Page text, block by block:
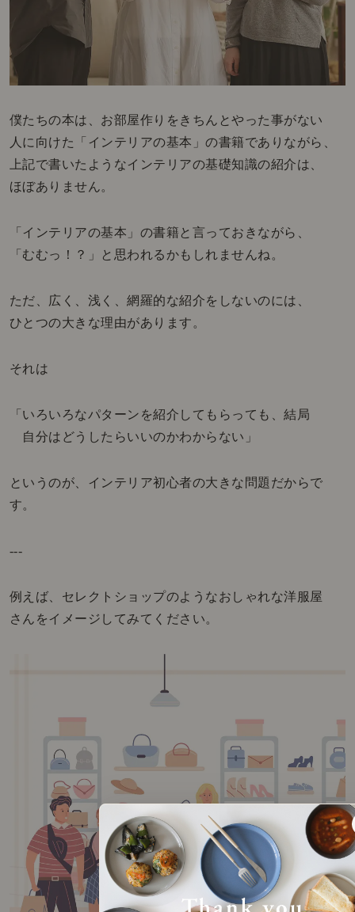
僕たちの本は、お部屋作りをきちんとやった事がない
人に向けた「インテリアの基本」の書籍でありながら、
上記で書いたようなインテリアの基礎知識の紹介は、
ほぼありません。
「インテリアの基本」の書籍と言っておきながら、
「むむっ！？」と思われるかもしれませんね。
ただ、広く、浅く、網羅的な紹介をしないのには、
ひとつの大きな理由があります。
それは
「いろいろなパターンを紹介してもらっても、結局
自分はどうしたらいいのかわからない」
というのが、インテリア初心者の大きな問題だからで
す。
---
例えば、セレクトショップのようなおしゃれな洋服屋
さんをイメージしてみてください。